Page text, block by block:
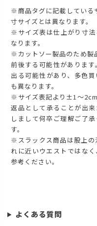
※商品タグに記載している
寸サイズとは異なります。
※サイズ表は仕上がり寸
なります。
※カットソー製品のため製
前後する可能性がありま
出る可能性があり、多色
も異なります。
※サイズ表記より±1～2cm
返品として承ることが出
しまして何卒ご理解ご了
す。
※スラックス商品は股上の
れに近いウエストではな
参考ください。
よくある質問